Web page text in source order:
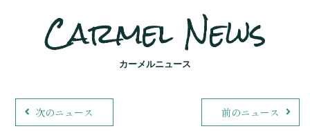
Carmel News
カーメルニュース
次のニュース 前のニュース